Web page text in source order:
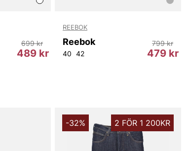
489 kr
699 kr
REEBOK
Reebok
40 42 479 kr
799 kr
-32% 2 FÖR 1 200KR